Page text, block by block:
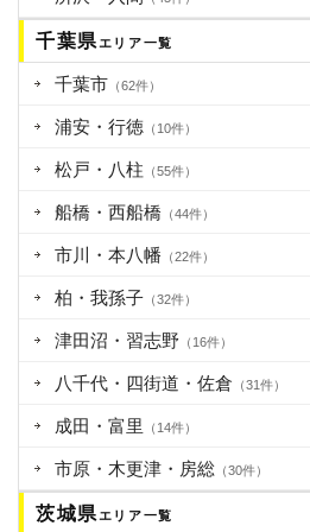
千葉県 エリア一覧
千葉市 （62件）
浦安・行徳 （10件）
松戸・八柱 （55件）
船橋・西船橋 （44件）
市川・本八幡 （22件）
柏・我孫子 （32件）
津田沼・習志野 （16件）
八千代・四街道・佐倉 （31件）
成田・富里 （14件）
市原・木更津・房総 （30件）
茨城県 エリア一覧